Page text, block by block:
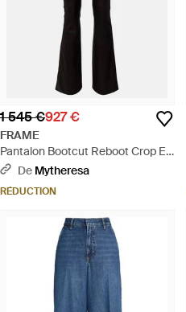
1 545 €927 €
FRAME
Pantalon Bootcut Reboot Crop En
Cuir - Noir
De Mytheresa
RÉDUCTION